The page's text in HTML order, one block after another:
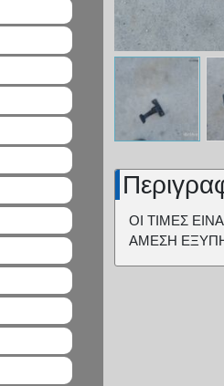
ΟΙ ΤΙΜΕΣ
ΑΜΕΣΗ